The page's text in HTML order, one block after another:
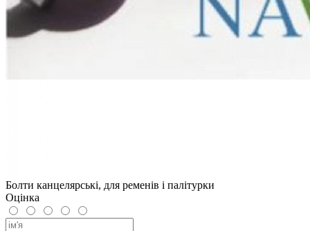
Болти канцелярські, для ременів і палітурки
Оцінка